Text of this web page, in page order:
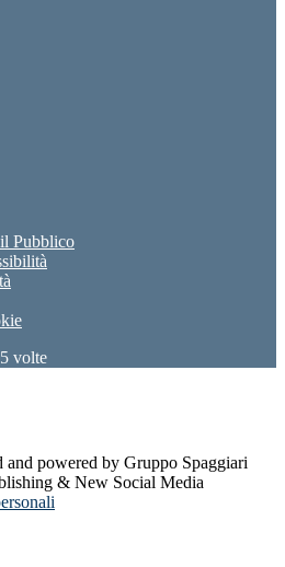
Pubblico
volte
powered by Gruppo Spaggiari
& New Social Media